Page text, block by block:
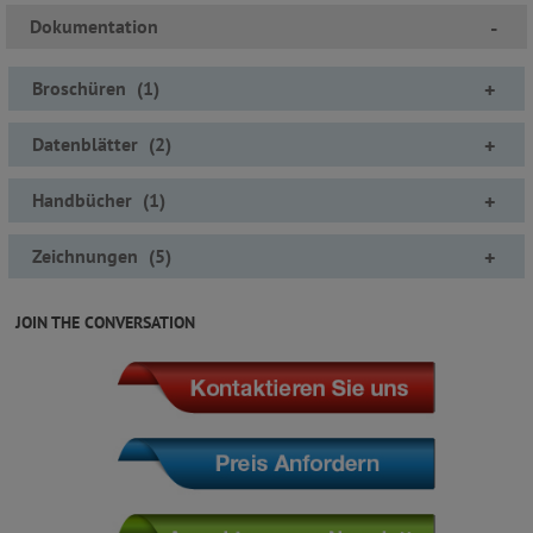
Dokumentation -
Broschüren (1) +
Datenblätter (2) +
Handbücher (1) +
Zeichnungen (5) +
JOIN THE CONVERSATION